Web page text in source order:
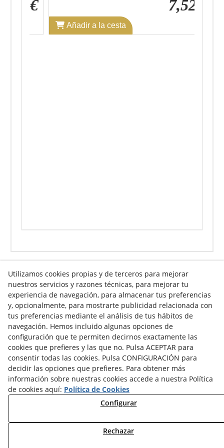
7,52 € 9,89 €
Añadir a la cesta
Info venta online
Contacto
Av. Tarragona, s/n
25300 Tàrrega(Lleida)España
973 310 732
carviresa@carviresa.com
Utilizamos cookies propias y de terceros para mejorar
nuestros servicios y razones técnicas, para mejorar tu
experiencia de navegación, para almacenar tus preferencias
y, opcionalmente, para mostrarte publicidad relacionada con
tus preferencias mediante el análisis de tus hábitos de
navegación. Hemos incluido algunas opciones de
configuración que te permiten decirnos exactamente las
cookies que prefieres y las que no. Pulsa ACEPTAR para
consentir todas las cookies. Pulsa CONFIGURACIÓN para
decidir las opciones que prefieres. Para obtener más
información sobre nuestras cookies accede a nuestra Política
de cookies aquí: Política de Cookies
Configurar
Rechazar